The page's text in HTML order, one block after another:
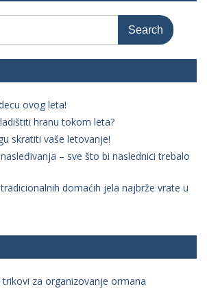
ovog leta!
hranu tokom leta?
skratiti vaše letovanje!
– sve što bi naslednici trebalo
domaćih jela najbrže vrate u
trikovi za organizovanje ormana